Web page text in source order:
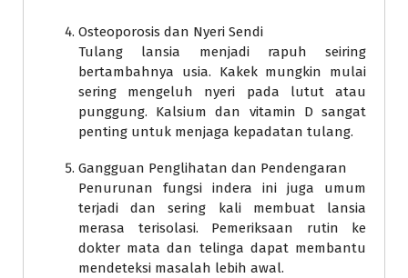
Osteoporosis dan Nyeri Sendi
Tulang lansia menjadi rapuh seiring
bertambahnya usia. Kakek mungkin mulai
sering mengeluh nyeri pada lutut atau
punggung. Kalsium dan vitamin D sangat
penting untuk menjaga kepadatan tulang.
Gangguan Penglihatan dan Pendengaran
Penurunan fungsi indera ini juga umum
terjadi dan sering kali membuat lansia
merasa terisolasi. Pemeriksaan rutin ke
dokter mata dan telinga dapat membantu
mendeteksi masalah lebih awal.